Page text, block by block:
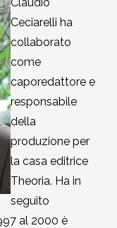
Ceciarelli ha
collaborato
come
caporedattore e
responsabile
della
produzione per
la casa editrice
Theoria. Ha in
seguito
al 2000 è